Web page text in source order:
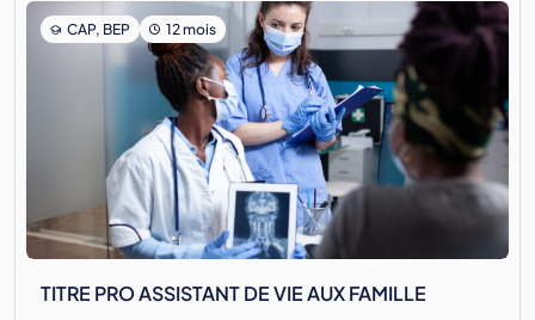
CAP, BEP 12 mois
TITRE PRO ASSISTANT DE VIE AUX FAMILLE